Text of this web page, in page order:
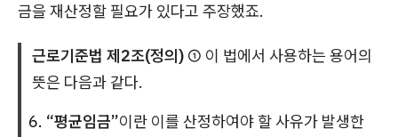
금을 재산정할 필요가 있다고 주장했죠.
근로기준법 제2조(정의) ① 이 법에서 사용하는 용어의
뜻은 다음과 같다.
“평균임금”이란 이를 산정하여야 할 사유가 발생한